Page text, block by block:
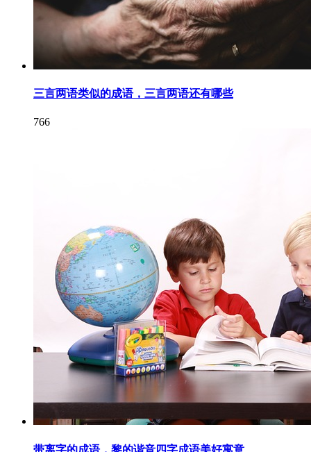
三言两语类似的成语，三言两语还有哪些
766
带离字的成语，黎的谐音四字成语美好寓意